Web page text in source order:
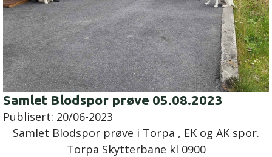
Samlet Blodspor prøve 05.08.2023
Publisert: 20/06-2023
Samlet Blodspor prøve i Torpa , EK og AK spor.
Torpa Skytterbane kl 0900